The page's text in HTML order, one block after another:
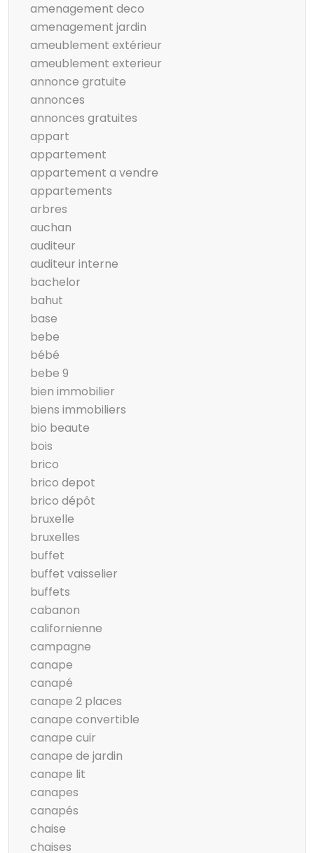
amenagement deco
amenagement jardin
ameublement extérieur
ameublement exterieur
annonce gratuite
annonces
annonces gratuites
appart
appartement
appartement a vendre
appartements
arbres
auchan
auditeur
auditeur interne
bachelor
bahut
base
bebe
bébé
bebe 9
bien immobilier
biens immobiliers
bio beaute
bois
brico
brico depot
brico dépôt
bruxelle
bruxelles
buffet
buffet vaisselier
buffets
cabanon
californienne
campagne
canape
canapé
canape 2 places
canape convertible
canape cuir
canape de jardin
canape lit
canapes
canapés
chaise
chaises